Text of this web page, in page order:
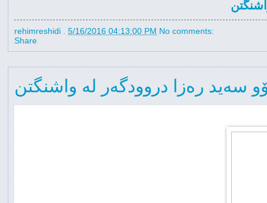
rehimreshidi 5/16/2016 04:13:00 PM No comments:
Share
رەزا دروودگەر لە واشنگتن